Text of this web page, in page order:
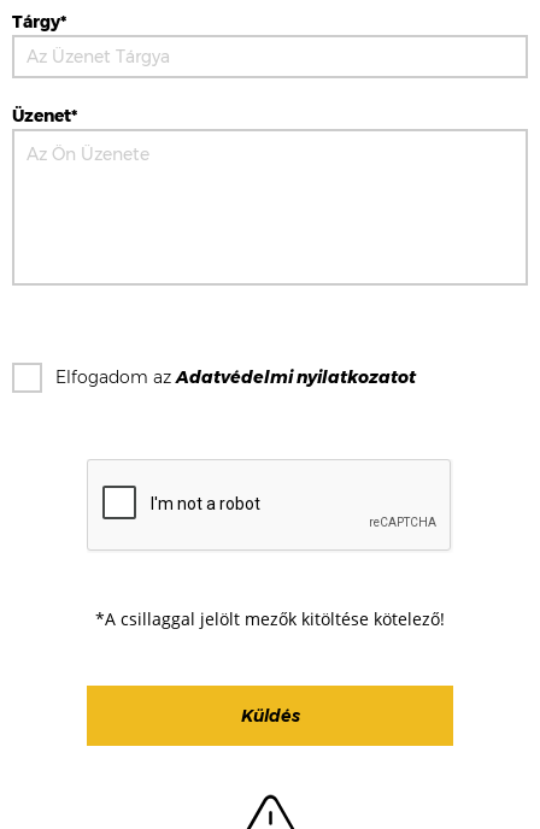
Tárgy*
Üzenet*
Elfogadom azAdatvédelmi nyilatkozatot
*A csillaggal jelölt mezők kitöltése kötelező!